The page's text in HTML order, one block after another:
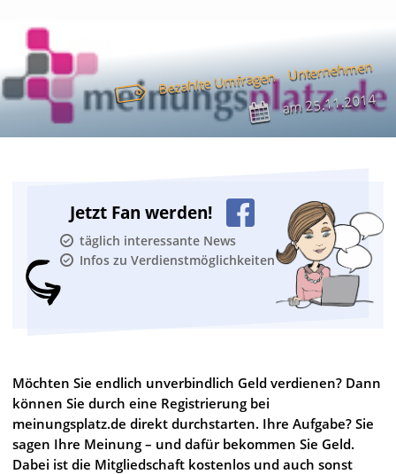
Bezahlte Umfragen Unternehmen
am25.11.2014
Jetzt Fan werden!
täglich interessante News
Infos zu Verdienstmöglichkeiten
Möchten Sie endlich unverbindlich Geld verdienen? Dann
können Sie durch eine Registrierung bei
meinungsplatz.de direkt durchstarten. Ihre Aufgabe? Sie
sagen Ihre Meinung – und dafür bekommen Sie Geld.
Dabei ist die Mitgliedschaft kostenlos und auch sonst